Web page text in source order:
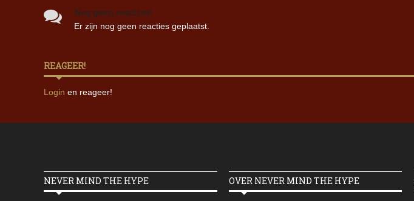
Nog geen reacties!
Er zijn nog geen reacties geplaatst.
REAGEER!
Login en reageer!
NEVER MIND THE HYPE OVER NEVER MIND THE HYPE